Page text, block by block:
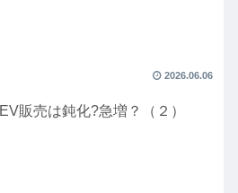
2026.06.06
EV販売は鈍化?急増？（２）